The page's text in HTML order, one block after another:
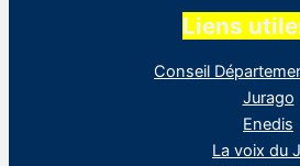
Liens
Conseil
Jurago
Enedis
La voix du